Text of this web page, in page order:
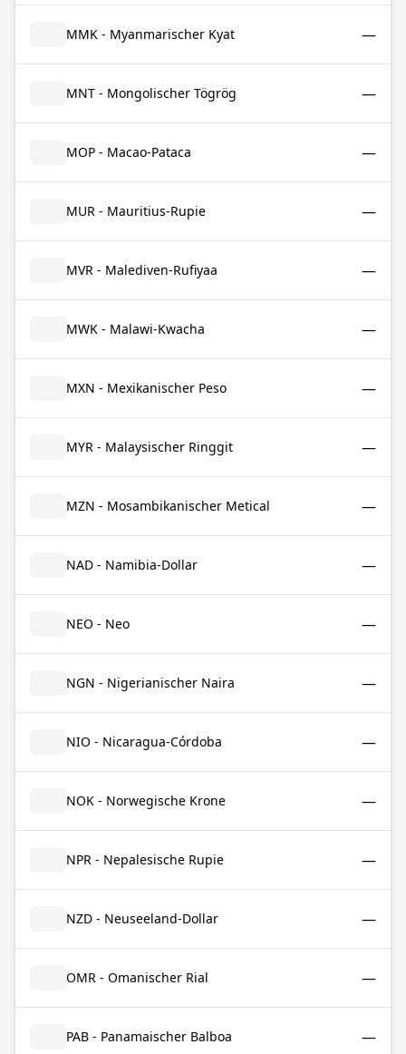
MMK - Myanmarischer Kyat —
MNT - Mongolischer Tögrög —
MOP - Macao-Pataca —
MUR - Mauritius-Rupie —
MVR - Malediven-Rufiyaa —
MWK - Malawi-Kwacha —
MXN - Mexikanischer Peso —
MYR - Malaysischer Ringgit —
MZN - Mosambikanischer Metical —
NAD - Namibia-Dollar —
NEO - Neo —
NGN - Nigerianischer Naira —
NIO - Nicaragua-Córdoba —
NOK - Norwegische Krone —
NPR - Nepalesische Rupie —
NZD - Neuseeland-Dollar —
OMR - Omanischer Rial —
PAB - Panamaischer Balboa —